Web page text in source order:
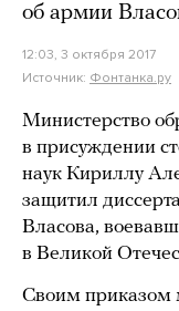
об армии
12:03, 3 октября 2017
Источник: Фонтанка.ру
Министерство
в присуждении
наук Кириллу
защитил
Власова,
в Великой
Своим приказом